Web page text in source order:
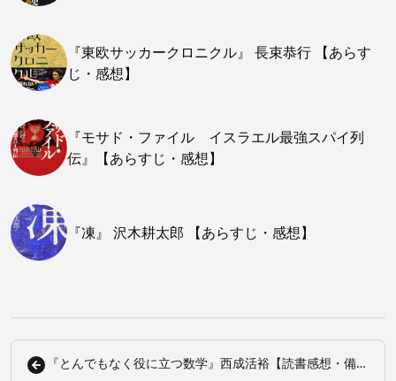
『東欧サッカークロニクル』 長束恭行 【あらす
じ・感想】
『モサド・ファイル イスラエル最強スパイ列
伝』【あらすじ・感想】
『凍』 沢木耕太郎 【あらすじ・感想】
『とんでもなく役に立つ数学』西成活裕【読書感想・備忘